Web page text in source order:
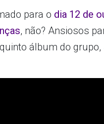
para o dia 12 de
, não? Ansiosos
álbum do grupo,